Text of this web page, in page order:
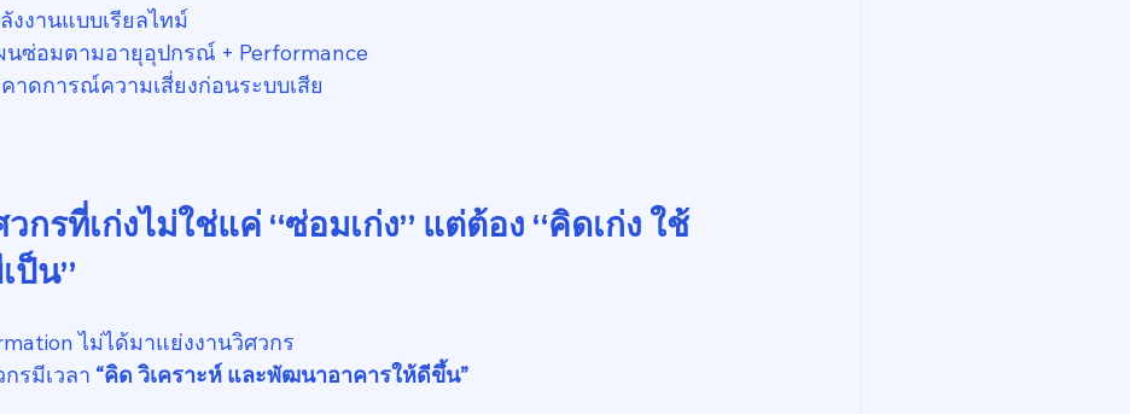
พลังงานแบบเรียลไทม์
แผนซ่อมตามอายุอุปกรณ์ + Performance
AI คาดการณ์ความเสี่ยงก่อนระบบเสีย
กรที่เก่งไม่ใช่แค่ “ซ่อมเก่ง” แต่ต้อง “คิดเก่ง ใช้
ป็น”
ไม่ได้มาแย่งงานวิศวกร
รมีเวลา “คิด วิเคราะห์ และพัฒนาอาคารให้ดีขึ้น”